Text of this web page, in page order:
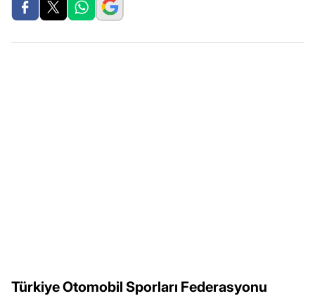
Türkiye Otomobil Sporları Federasyonu